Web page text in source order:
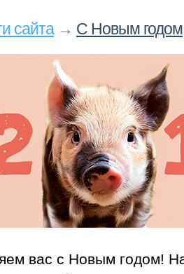
сайта→ С Новым
вас с Новым годом!